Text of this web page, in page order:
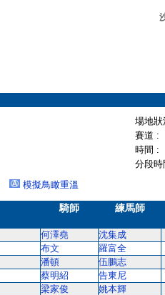
場地
賽道 :
時間 :
分段
模擬鳥瞰重溫
騎師 練馬師
何澤堯 沈集成
布文 羅富全
潘頓 伍鵬志
蔡明紹 告東尼
梁家俊 姚本輝